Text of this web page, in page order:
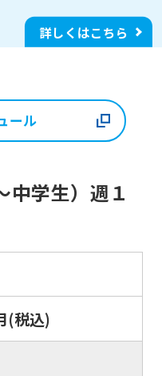
詳しくはこちら
ール
中学生）週１
(税込)